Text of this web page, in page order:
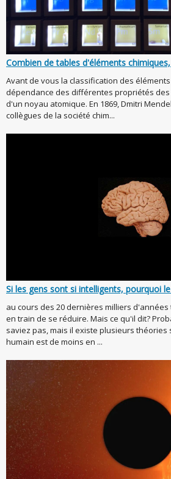
Combien de tables d'éléments
Avant de vous la classification des
dépendance des différentes propriétés
d'un noyau atomique. En 1869, Dmitri
collègues de la société chim...
Si les gens sont si intelligents, pourquoi
au cours des 20 dernières milliers
en train de se réduire. Mais ce qu'il dit?
saviez pas, mais il existe plusieurs
humain est de moins en ...